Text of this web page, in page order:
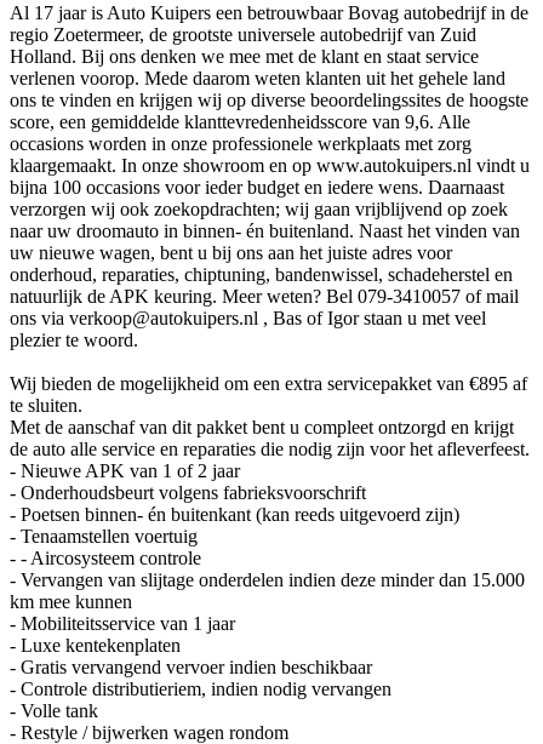
Al 17 jaar is Auto Kuipers een betrouwbaar Bovag autobedrijf in de
regio Zoetermeer, de grootste universele autobedrijf van Zuid
Holland. Bij ons denken we mee met de klant en staat service
verlenen voorop. Mede daarom weten klanten uit het gehele land
ons te vinden en krijgen wij op diverse beoordelingssites de hoogste
score, een gemiddelde klanttevredenheidsscore van 9,6. Alle
occasions worden in onze professionele werkplaats met zorg
klaargemaakt. In onze showroom en op www.autokuipers.nl vindt u
bijna 100 occasions voor ieder budget en iedere wens. Daarnaast
verzorgen wij ook zoekopdrachten; wij gaan vrijblijvend op zoek
naar uw droomauto in binnen- én buitenland. Naast het vinden van
uw nieuwe wagen, bent u bij ons aan het juiste adres voor
onderhoud, reparaties, chiptuning, bandenwissel, schadeherstel en
natuurlijk de APK keuring. Meer weten? Bel 079-3410057 of mail
ons via verkoop@autokuipers.nl , Bas of Igor staan u met veel
plezier te woord.
Wij bieden de mogelijkheid om een extra servicepakket van €895 af
te sluiten.
Met de aanschaf van dit pakket bent u compleet ontzorgd en krijgt
de auto alle service en reparaties die nodig zijn voor het afleverfeest.
- Nieuwe APK van 1 of 2 jaar
- Onderhoudsbeurt volgens fabrieksvoorschrift
- Poetsen binnen- én buitenkant (kan reeds uitgevoerd zijn)
- Tenaamstellen voertuig
- - Aircosysteem controle
- Vervangen van slijtage onderdelen indien deze minder dan 15.000
km mee kunnen
- Mobiliteitsservice van 1 jaar
- Luxe kentekenplaten
- Gratis vervangend vervoer indien beschikbaar
- Controle distributieriem, indien nodig vervangen
- Volle tank
- Restyle / bijwerken wagen rondom